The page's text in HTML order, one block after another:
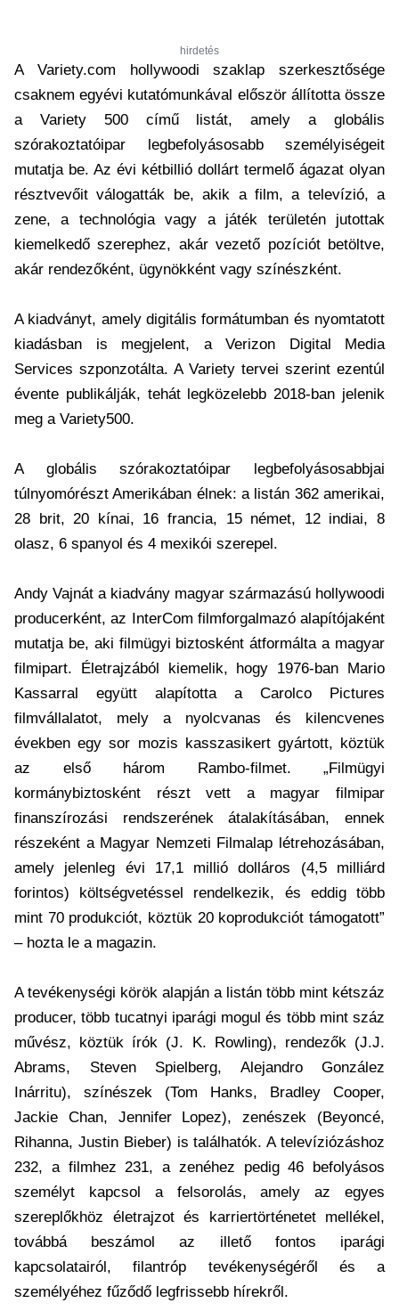
hirdetés
A Variety.com hollywoodi szaklap szerkesztősége
csaknem egyévi kutatómunkával először állította össze
a Variety 500 című listát, amely a globális
szórakoztatóipar legbefolyásosabb személyiségeit
mutatja be. Az évi kétbillió dollárt termelő ágazat olyan
résztvevőit válogatták be, akik a film, a televízió, a
zene, a technológia vagy a játék területén jutottak
kiemelkedő szerephez, akár vezető pozíciót betöltve,
akár rendezőként, ügynökként vagy színészként.
A kiadványt, amely digitális formátumban és nyomtatott
kiadásban is megjelent, a Verizon Digital Media
Services szponzotálta. A Variety tervei szerint ezentúl
évente publikálják, tehát legközelebb 2018-ban jelenik
meg a Variety500.
A globális szórakoztatóipar legbefolyásosabbjai
túlnyomórészt Amerikában élnek: a listán 362 amerikai,
28 brit, 20 kínai, 16 francia, 15 német, 12 indiai, 8
olasz, 6 spanyol és 4 mexikói szerepel.
Andy Vajnát a kiadvány magyar származású hollywoodi
producerként, az InterCom filmforgalmazó alapítójaként
mutatja be, aki filmügyi biztosként átformálta a magyar
filmipart. Életrajzából kiemelik, hogy 1976-ban Mario
Kassarral együtt alapította a Carolco Pictures
filmvállalatot, mely a nyolcvanas és kilencvenes
években egy sor mozis kasszasikert gyártott, köztük
az első három Rambo-filmet. „Filmügyi
kormánybiztosként részt vett a magyar filmipar
finanszírozási rendszerének átalakításában, ennek
részeként a Magyar Nemzeti Filmalap létrehozásában,
amely jelenleg évi 17,1 millió dolláros (4,5 milliárd
forintos) költségvetéssel rendelkezik, és eddig több
mint 70 produkciót, köztük 20 koprodukciót támogatott”
– hozta le a magazin.
A tevékenységi körök alapján a listán több mint kétszáz
producer, több tucatnyi iparági mogul és több mint száz
művész, köztük írók (J. K. Rowling), rendezők (J.J.
Abrams, Steven Spielberg, Alejandro González
Inárritu), színészek (Tom Hanks, Bradley Cooper,
Jackie Chan, Jennifer Lopez), zenészek (Beyoncé,
Rihanna, Justin Bieber) is találhatók. A televíziózáshoz
232, a filmhez 231, a zenéhez pedig 46 befolyásos
személyt kapcsol a felsorolás, amely az egyes
szereplőkhöz életrajzot és karriertörténetet mellékel,
továbbá beszámol az illető fontos iparági
kapcsolatairól, filantróp tevékenységéről és a
személyéhez fűződő legfrissebb hírekről.